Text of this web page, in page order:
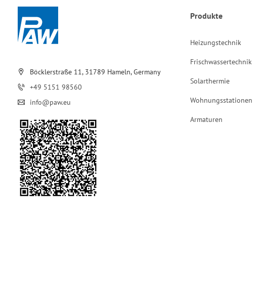
Böcklerstraße 11, 31789 Hameln, Germany
+49 5151 98560
info@paw.eu
Produkte
Heizungstechnik
Frischwassertechnik
Solarthermie
Wohnungsstationen
Armaturen